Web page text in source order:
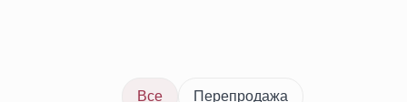
Все Перепродажа